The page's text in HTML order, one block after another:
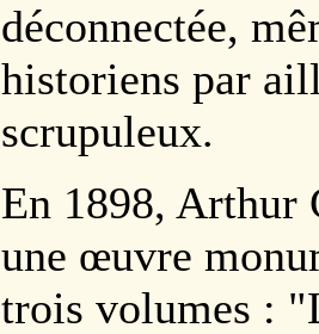
déconnectée,
historiens par
scrupuleux.
En 1898, Arthur
une œuvre
trois volumes :